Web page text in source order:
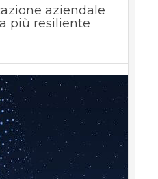
aziendale
più resiliente